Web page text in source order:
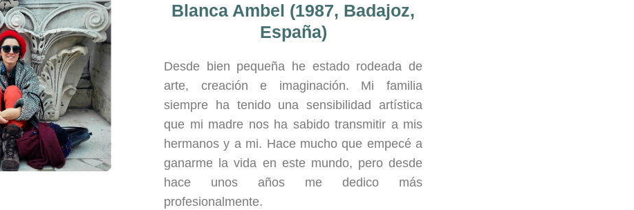
Blanca Ambel (1987, Badajoz,
España)
Desde bien pequeña he estado rodeada de
arte, creación e imaginación. Mi familia
siempre ha tenido una sensibilidad artística
que mi madre nos ha sabido transmitir a mis
hermanos y a mi. Hace mucho que empecé a
ganarme la vida en este mundo, pero desde
hace unos años me dedico más
profesionalmente.